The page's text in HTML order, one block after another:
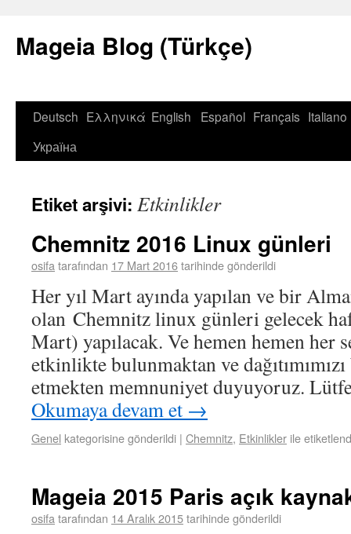
Mageia Blog (Türkçe)
Deutsch Ελληνικά English Español Français Italiano
Україна
Etiket arşivi: Etkinlikler
Chemnitz 2016 Linux günleri
osifa tarafından 17 Mart 2016tarihinde gönderildi
Her yıl Mart ayında yapılan ve bir
olan Chemnitz linux günleri gelecek
Mart) yapılacak. Ve hemen hemen her
etkinlikte bulunmaktan ve
etmekten memnuniyet duyuyoruz.
Okumaya devam et →
Genel kategorisine gönderildi | Chemnitz, Etkinlikler ile
Mageia 2015 Paris açık
osifa tarafından 14 Aralık 2015tarihinde gönderildi